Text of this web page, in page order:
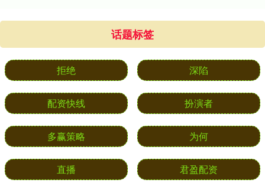
话题标签
拒绝 深陷
配资快线 扮演者
多赢策略 为何
直播 君盈配资